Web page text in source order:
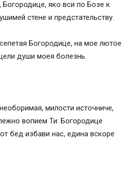
яко вси по Бозе к
стене и предстaтельству.
Богородице, на мое лютое
души моея болезнь.
милости источниче,
вопием Ти: Богородице
бед избaви нас, едина вскоре